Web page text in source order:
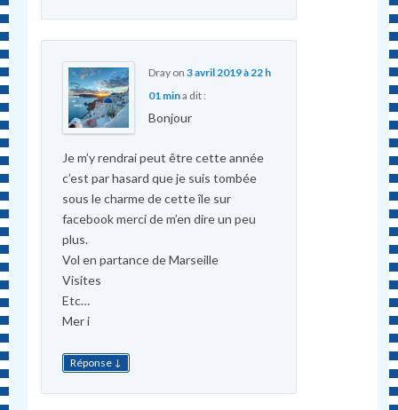
Drayon 3 avril 2019 à 22 h
01 mina dit :
Bonjour
Je m’y rendrai peut être cette année
c’est par hasard que je suis tombée
sous le charme de cette île sur
facebook merci de m’en dire un peu
plus.
Vol en partance de Marseille
Visites
Etc…
Mer i
Réponse ↓